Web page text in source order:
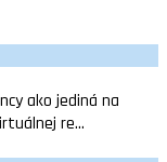
ako jediná na
re...